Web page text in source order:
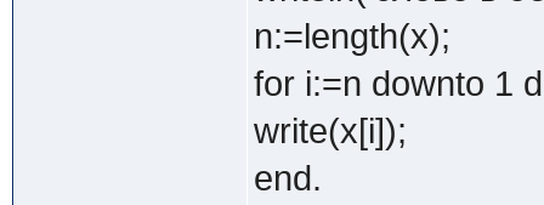
n:=length(x);
for i:=n downto 1
write(x[i]);
end.